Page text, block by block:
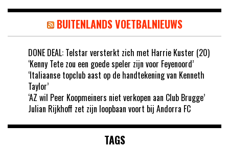
BUITENLANDS VOETBALNIEUWS
DONE DEAL: Telstar versterkt zich met Harrie Kuster (20)
‘Kenny Tete zou een goede speler zijn voor Feyenoord’
‘Italiaanse topclub aast op de handtekening van Kenneth
Taylor’
‘AZ wil Peer Koopmeiners niet verkopen aan Club Brugge’
Julian Rijkhoff zet zijn loopbaan voort bij Andorra FC
TAGS